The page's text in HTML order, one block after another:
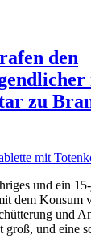
den
zu
und ein
dem Konsum
und
groß, und eine